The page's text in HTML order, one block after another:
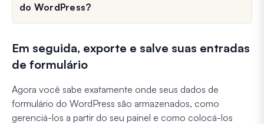
do WordPress?
Em seguida, exporte e salve suas entradas
de formulário
Agora você sabe exatamente onde seus dados de
formulário do WordPress são armazenados, como
gerenciá-los a partir do seu painel e como colocá-los